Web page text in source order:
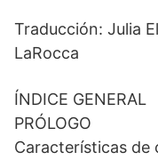
r
Traducción: Julia
LaRocca
ÍNDICE GENERAL
PRÓLOGO
Características de